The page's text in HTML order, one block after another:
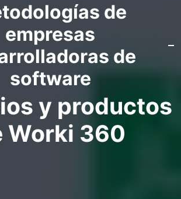
de
empresas
de
software
y productos
Worki 360